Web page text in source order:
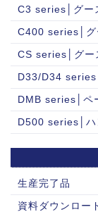
C3 series│グー
C400 series│グ
CS series│グー
D33/D34
DMB series│ペ
D500 series│ハ
生産完了品
資料ダウンロー